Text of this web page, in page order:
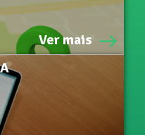
Ver mais